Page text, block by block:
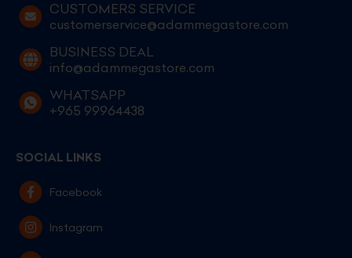
CUSTOMERS SERVICE
customerservice@adammegastore.com
BUSINESS DEAL
info@adammegastore.com
WHATSAPP
+965 99964438
SOCIAL LINKS
Facebook
Instagram